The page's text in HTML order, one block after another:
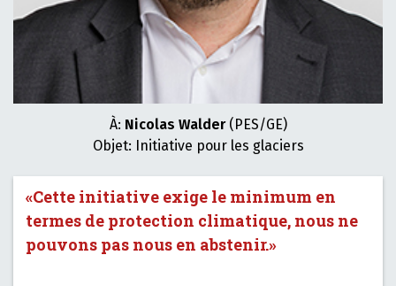
À: Nicolas Walder(PES/GE)
Objet: Initiative pour les glaciers
«Cette initiative exige le minimum en
termes de protection climatique, nous ne
pouvons pas nous en abstenir.»